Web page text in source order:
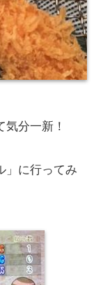
分一新！
」に行ってみ